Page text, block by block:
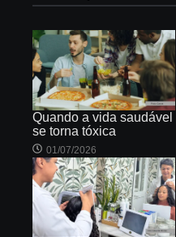
Quando a vida saudável
se torna tóxica
01/07/2026